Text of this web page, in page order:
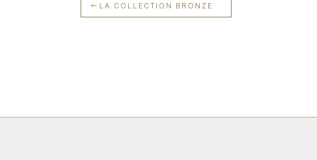
LA COLLECTION BRONZE